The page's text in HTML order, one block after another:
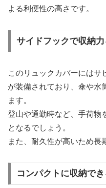
よる利便性の高さです。
サイドフックで収納
このリュックカバーにはサ
が装備されており、傘や水
ます。
登山や通勤時など、手荷物
となるでしょう。
また、耐久性が高いため長
コンパクトに収納で